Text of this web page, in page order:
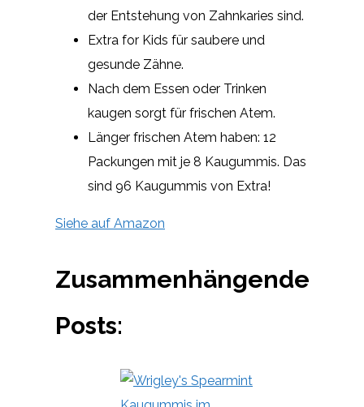
der Entstehung von Zahnkaries sind.
Extra for Kids für saubere und
gesunde Zähne.
Nach dem Essen oder Trinken
kaugen sorgt für frischen Atem.
Länger frischen Atem haben: 12
Packungen mit je 8 Kaugummis. Das
sind 96 Kaugummis von Extra!
Siehe auf Amazon
Zusammenhängende
Posts: